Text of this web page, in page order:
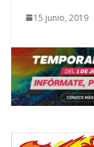
15 junio, 2019